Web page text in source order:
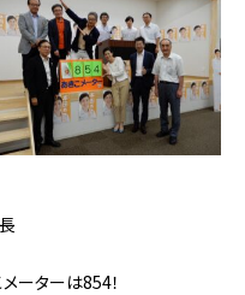
メーターは854！